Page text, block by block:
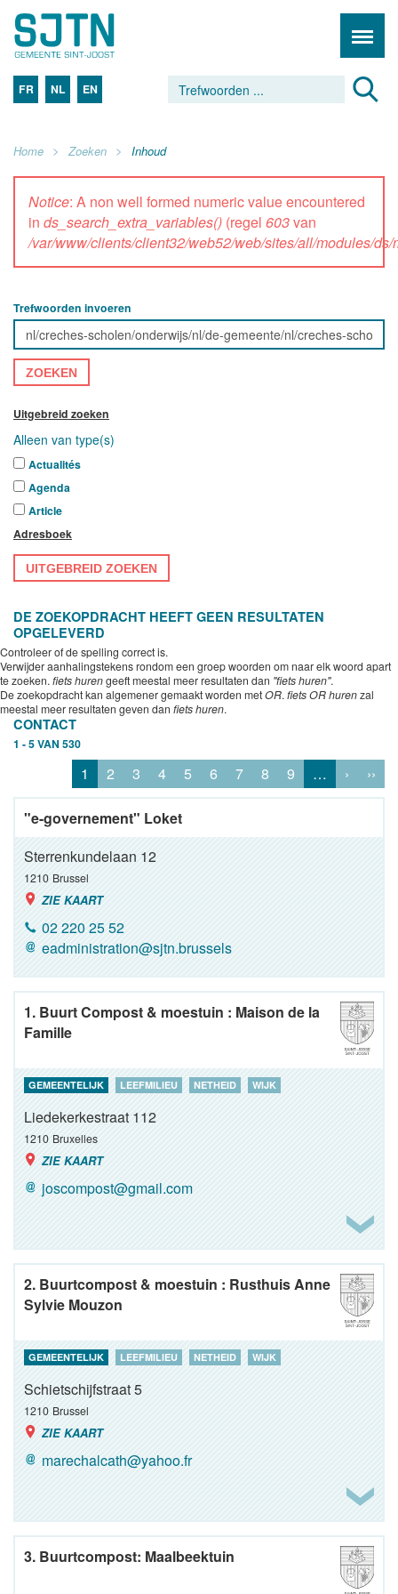
FR NL EN
Home Zoeken Inhoud
Notice: A non well formed numeric value encountered
in ds_search_extra_variables() (regel 603van
/var/www/clients/client32/web52/web/sites/all/modules/
Trefwoorden invoeren
ZOEKEN
Uitgebreid zoeken
Alleen van type(s)
Actualités
Agenda
Article
Adresboek
UITGEBREID ZOEKEN
DE ZOEKOPDRACHT HEEFT GEEN RESULTATEN
OPGELEVERD
Controleer of de spelling correct is.
Verwijder aanhalingstekens rondom een groep woorden om naar elk woord apart
te zoeken. fiets hurengeeft meestal meer resultaten dan "fiets huren".
De zoekopdracht kan algemener gemaakt worden metOR. fiets OR hurenzal
meestal meer resultaten geven dan fiets huren.
CONTACT
1 - 5 VAN 530
1 2 3 4 5 6 7 8 9 … › ››
"e-governement" Loket
Sterrenkundelaan 12
1210 Brussel
ZIE KAART
02 220 25 52
eadministration@sjtn.brussels
1. Buurt Compost & moestuin : Maison de la
Famille
GEMEENTELIJK LEEFMILIEU NETHEID WIJK
Liedekerkestraat 112
1210 Bruxelles
ZIE KAART
joscompost@gmail.com
2. Buurtcompost & moestuin : Rusthuis Anne
Sylvie Mouzon
GEMEENTELIJK LEEFMILIEU NETHEID WIJK
Schietschijfstraat 5
1210 Brussel
ZIE KAART
marechalcath@yahoo.fr
3. Buurtcompost: Maalbeektuin